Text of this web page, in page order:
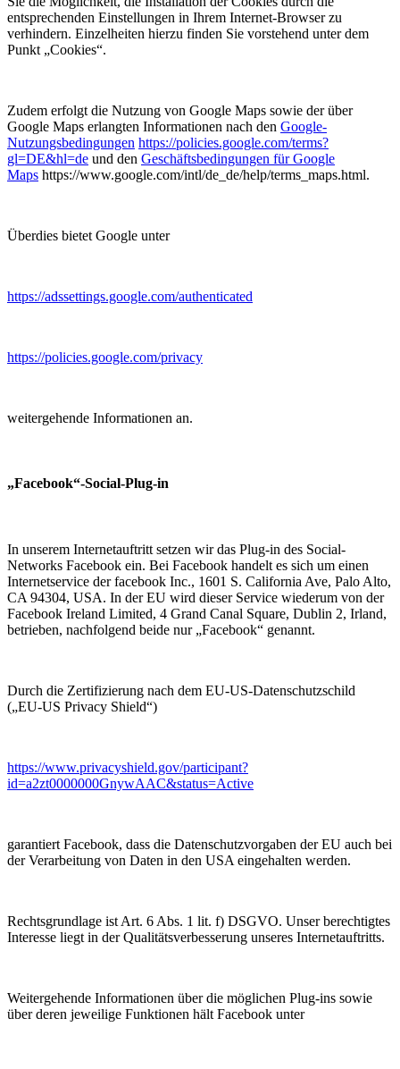
entsprechenden Einstellungen in Ihrem Internet-Browser zu
verhindern. Einzelheiten hierzu finden Sie vorstehend unter dem
Punkt „Cookies“.
Zudem erfolgt die Nutzung von Google Maps sowie der über
Google Maps erlangten Informationen nach den Google-
Nutzungsbedingungen https://policies.google.com/terms?
gl=DE&hl=de und den Geschäftsbedingungen für Google
Maps https://www.google.com/intl/de_de/help/terms_maps.html.
Überdies bietet Google unter
https://adssettings.google.com/authenticated
https://policies.google.com/privacy
weitergehende Informationen an.
„Facebook“-Social-Plug-in
In unserem Internetauftritt setzen wir das Plug-in des Social-
Networks Facebook ein. Bei Facebook handelt es sich um einen
Internetservice der facebook Inc., 1601 S. California Ave, Palo Alto,
CA 94304, USA. In der EU wird dieser Service wiederum von der
Facebook Ireland Limited, 4 Grand Canal Square, Dublin 2, Irland,
betrieben, nachfolgend beide nur „Facebook“ genannt.
Durch die Zertifizierung nach dem EU-US-Datenschutzschild
(„EU-US Privacy Shield“)
https://www.privacyshield.gov/participant?
id=a2zt0000000GnywAAC&status=Active
garantiert Facebook, dass die Datenschutzvorgaben der EU auch bei
der Verarbeitung von Daten in den USA eingehalten werden.
Rechtsgrundlage ist Art. 6 Abs. 1 lit. f) DSGVO. Unser berechtigtes
Interesse liegt in der Qualitätsverbesserung unseres Internetauftritts.
Weitergehende Informationen über die möglichen Plug-ins sowie
über deren jeweilige Funktionen hält Facebook unter